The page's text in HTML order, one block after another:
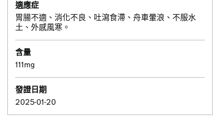
適應症
胃腸不適、消化不良、吐瀉食滯、舟車暈浪、不服水
土、外感風寒。
含量
111mg
發證日期
2025-01-20